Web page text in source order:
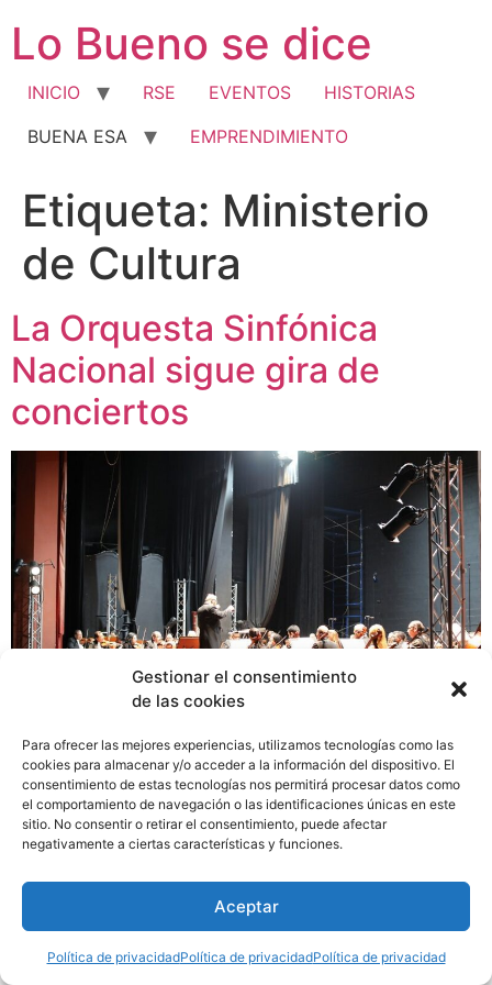
Gestionar el consentimiento
de las cookies
Para ofrecer las mejores experiencias, utilizamos tecnologías como las
cookies para almacenar y/o acceder a la información del dispositivo. El
consentimiento de estas tecnologías nos permitirá procesar datos como
el comportamiento de navegación o las identificaciones únicas en este
sitio. No consentir o retirar el consentimiento, puede afectar
negativamente a ciertas características y funciones.
Aceptar
Política de privacidadPolítica de privacidadPolítica de privacidad
contenido
Lo Bueno se dice
INICIO RSE EVENTOS
HISTORIAS
BUENA ESA
EMPRENDIMIENTO
Etiqueta: Ministerio
de Cultura
La Orquesta Sinfónica
Nacional sigue gira de
conciertos
La Orquesta Sinfónica Nacional OSN, en su temporada
2023, continua su agenda de conciertos elaborada por
el Ministerio de Cultura. Hace unos días,, en el Teatro
Nacional, se llevó a cabo una noche dedicada a obras
de Ralph Vaughan Williams y Alexander Borodin.